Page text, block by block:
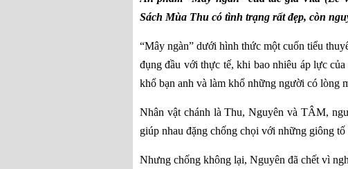
Sách Mùa Thu có tình trạng rất đẹp, còn
“Mây ngàn” dưới hình thức một cuốn tiểu
đụng đầu với thực tế, khi bao nhiêu áp lực
khổ bạn anh và làm khổ những người có lòng
Nhân vật chánh là Thu, Nguyên và TÂM,
giúp nhau đặng chống chọi với những giông tố
Nhưng chống không lại, Nguyên đã chết vì